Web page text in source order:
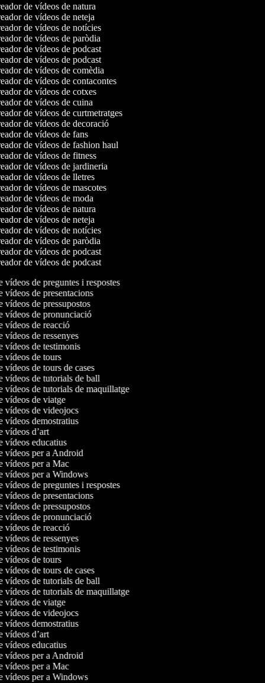
de vídeos de natura
de vídeos de neteja
de vídeos de notícies
de vídeos de paròdia
de vídeos de podcast
de vídeos de podcast
de vídeos de comèdia
de vídeos de contacontes
de vídeos de cotxes
de vídeos de cuina
de vídeos de curtmetratges
de vídeos de decoració
de vídeos de fans
de vídeos de fashion haul
de vídeos de fitness
de vídeos de jardineria
de vídeos de lletres
de vídeos de mascotes
de vídeos de moda
de vídeos de natura
de vídeos de neteja
de vídeos de notícies
de vídeos de paròdia
de vídeos de podcast
de vídeos de podcast
vídeos de preguntes i respostes
vídeos de presentacions
vídeos de pressupostos
vídeos de pronunciació
vídeos de reacció
vídeos de ressenyes
vídeos de testimonis
vídeos de tours
vídeos de tours de cases
vídeos de tutorials de ball
vídeos de tutorials de maquillatge
vídeos de viatge
vídeos de videojocs
vídeos demostratius
vídeos d’art
vídeos educatius
vídeos per a Android
vídeos per a Mac
vídeos per a Windows
vídeos de preguntes i respostes
vídeos de presentacions
vídeos de pressupostos
vídeos de pronunciació
vídeos de reacció
vídeos de ressenyes
vídeos de testimonis
vídeos de tours
vídeos de tours de cases
vídeos de tutorials de ball
vídeos de tutorials de maquillatge
vídeos de viatge
vídeos de videojocs
vídeos demostratius
vídeos d’art
vídeos educatius
vídeos per a Android
vídeos per a Mac
vídeos per a Windows